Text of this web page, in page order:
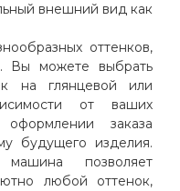
внешний вид как
оттенков,
Вы можете выбрать
на глянцевой или
от ваших
заказа
будущего изделия.
машина позволяет
любой оттенок,